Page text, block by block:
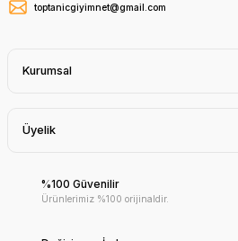
toptanicgiyimnet@gmail.com
Kurumsal
Üyelik
%100 Güvenilir
Ürünlerimiz %100 orijinaldir.